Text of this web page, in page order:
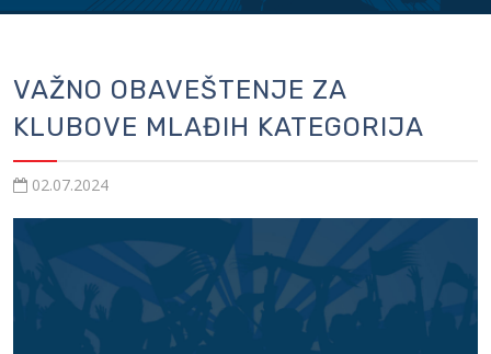
VAŽNO OBAVEŠTENJE ZA
KLUBOVE MLAĐIH KATEGORIJA
02.07.2024